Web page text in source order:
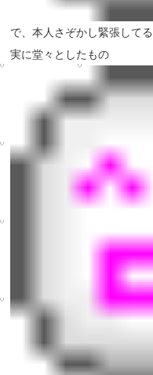
で、本人さぞかし緊張して
実に堂々としたもの